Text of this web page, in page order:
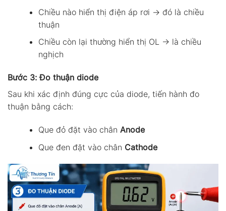
Chiều nào hiển thị điện áp rơi → đó là chiều
thuận
Chiều còn lại thường hiển thị OL → là chiều
nghịch
Bước 3: Đo thuận diode
Sau khi xác định đúng cực của diode, tiến hành đo
thuận bằng cách:
Que đỏ đặt vào chân Anode
Que đen đặt vào chân Cathode